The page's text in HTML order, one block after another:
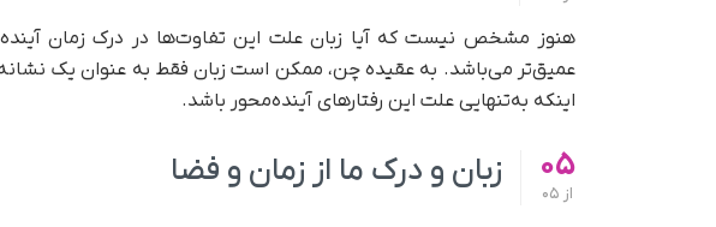
هنوز مشخص نیست که آیا زبان علت این تفاوت‌ها در درک زمان
عمیق‌تر می‌باشد. به عقیده چن، ممکن است زبان فقط به‌ عنوان یک
اینکه به‌تنهایی علت این رفتارهای آینده‌محور باشد.
05
از
زبان و درک ما از زمان و فضا